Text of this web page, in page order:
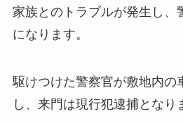
家族とのトラブルが発生し、
になります。
駆けつけた警察官が敷地内の
し、来門は現行犯逮捕となり